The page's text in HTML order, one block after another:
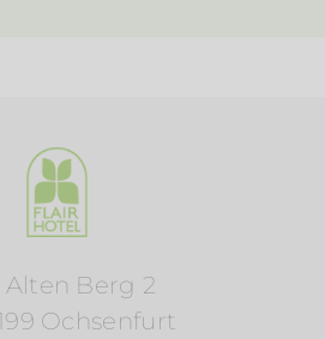
Alten Berg 2
Ochsenfurt